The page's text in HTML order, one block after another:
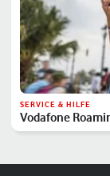
SERVICE & HILFE
Vodafone